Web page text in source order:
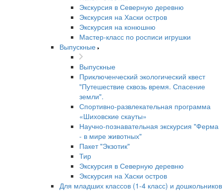
Экскурсия в Северную деревню
Экскурсия на Хаски остров
Экскурсия на конюшню
Мастер-класс по росписи игрушки
Выпускные
Выпускные
Приключенческий экологический квест
"Путешествие сквозь время. Спасение
земли".
Спортивно-развлекательная программа
«Шиховские скауты»
Научно-познавательная экскурсия "Ферма
- в мире животных"
Пакет "Экзотик"
Тир
Экскурсия в Северную деревню
Экскурсия на Хаски остров
Для младших классов (1-4 класс) и дошкольников